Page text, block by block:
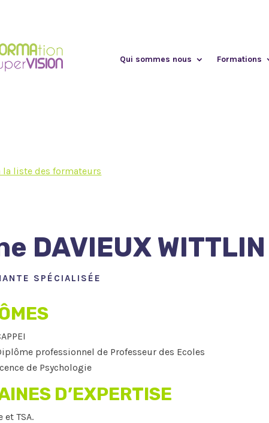
Qui sommes nous Formations
la liste des formateurs
DAVIEUX WITTLIN
SPÉCIALISÉE
professionnel de Professeur des Ecoles
de Psychologie
D’EXPERTISE
et TSA.